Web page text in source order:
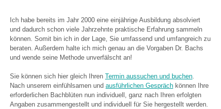
Ich habe bereits im Jahr 2000 eine einjährige Ausbildung absolviert
und dadurch schon viele Jahrzehnte praktische Erfahrung sammeln
können. Somit bin ich in der Lage, Sie umfassend und umfangreich zu
beraten. Außerdem halte ich mich genau an die Vorgaben Dr. Bachs
und wende seine Methode unverfälscht an!
Sie können sich hier gleich Ihren Termin aussuchen und buchen.
Nach unserem einfühlsamen und ausführlichen Gespräch können Ihre
erforderlichen Bachblüten nun individuell, ganz nach Ihren erfolgten
Angaben zusammengestellt und individuell für Sie hergestellt werden.